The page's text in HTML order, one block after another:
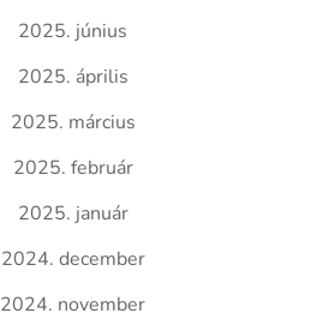
2025. június
2025. április
2025. március
2025. február
2025. január
2024. december
2024. november